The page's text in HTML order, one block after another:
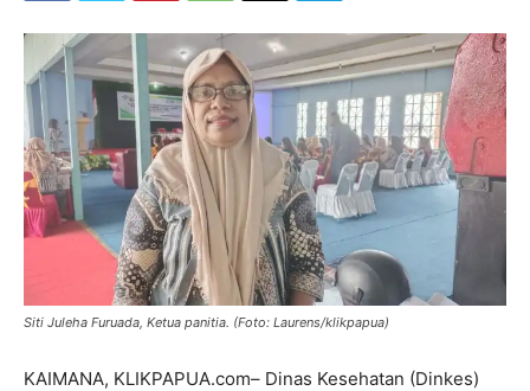
Siti Juleha Furuada, Ketua panitia. (Foto: Laurens/klikpapua)
KAIMANA, KLIKPAPUA.com– Dinas Kesehatan (Dinkes)